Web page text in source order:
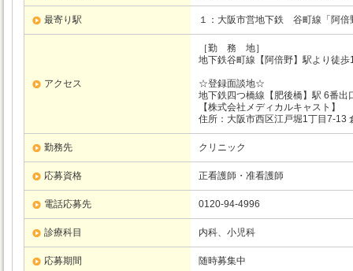
最寄り駅 １：大阪市営地下鉄 谷町線 「阿
アクセス
［勤 務 地］
地下鉄谷町線【阿倍野】駅より徒歩
☆登録面談地☆
地下鉄四つ橋線【肥後橋】駅 6番出
【株式会社メディカルキャスト】
住所：大阪市西区江戸堀1丁目7-13
勤務先 クリニック
応募資格 正看護師・准看護師
電話応募先 0120-94-4996
診療科目 内科、小児科
応募期間 随時募集中